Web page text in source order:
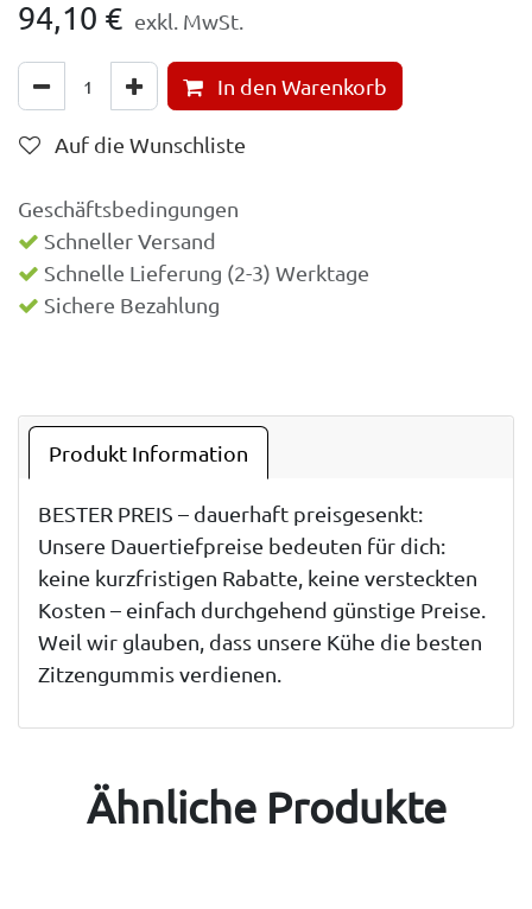
94,10 € exkl. MwSt.
In den Warenkorb
Auf die Wunschliste
Geschäftsbedingungen
Schneller Versand
Schnelle Lieferung (2-3) Werktage
Sichere Bezahlung
Produkt Information
BESTER PREIS – dauerhaft preisgesenkt:
Unsere Dauertiefpreise bedeuten für dich:
keine kurzfristigen Rabatte, keine versteckten
Kosten – einfach durchgehend günstige Preise.
Weil wir glauben, dass unsere Kühe die besten
Zitzengummis verdienen.
Ähnliche Produkte